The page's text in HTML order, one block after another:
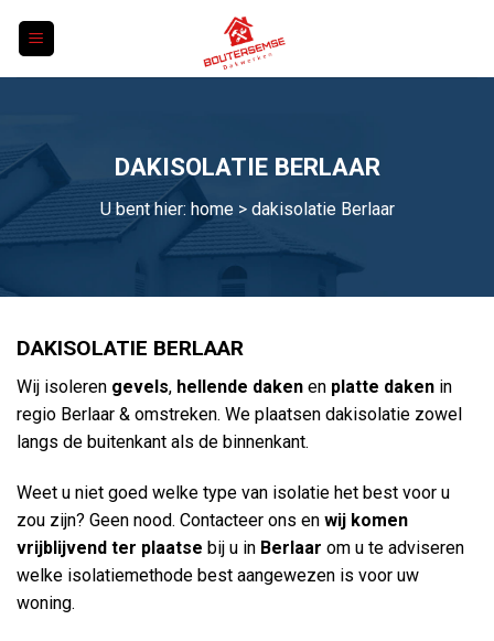
DAKISOLATIE BERLAAR
U bent hier: home> dakisolatie Berlaar
DAKISOLATIE BERLAAR
Wij isoleren gevels, hellende daken en platte daken in
regio Berlaar & omstreken. We plaatsen dakisolatie zowel
langs de buitenkant als de binnenkant.
Weet u niet goed welke type van isolatie het best voor u
zou zijn? Geen nood. Contacteer ons en wij komen
vrijblijvend ter plaatse bij u in Berlaar om u te adviseren
welke isolatiemethode best aangewezen is voor uw
woning.